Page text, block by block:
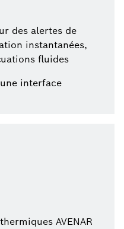
des alertes de
instantanées,
fluides
interface
AVENAR